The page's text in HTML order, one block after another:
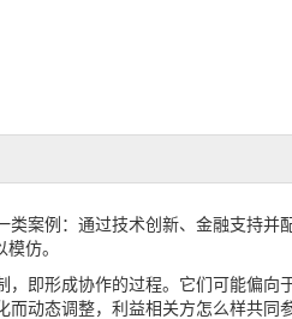
案例：通过技术创新、金融支持并
仿。
形成协作的过程。它们可能偏向
动态调整，利益相关方怎么样共同